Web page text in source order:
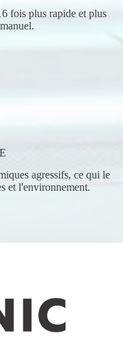
fois plus rapide et plus
agressifs, ce qui le
et l'environnement.